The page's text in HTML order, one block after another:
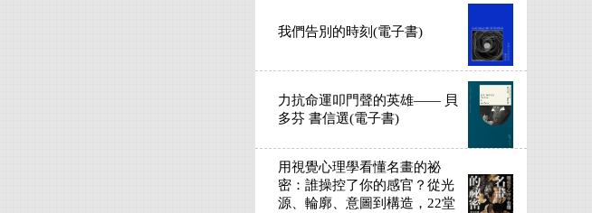
我們告別的時刻(電子書)
力抗命運叩門聲的英雄—— 貝
多芬 書信選(電子書)
用視覺心理學看懂名畫的祕
密：誰操控了你的感官？從光
源、輪廓、意圖到構造，22堂